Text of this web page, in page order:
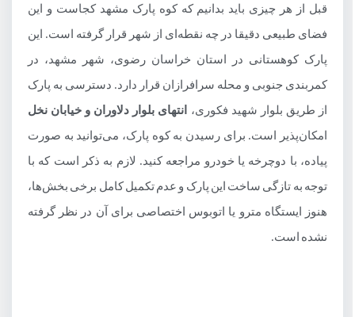
فضای کوه پارک مشهد چگونه است؟
ساعت بازدید از کوه پارک مشهد
بهترین زمان بازدید از کوه پارک
جاهای دیدنی کوه پارک مشهد
آبشارهای مصنوعی
سینمای ماشین کوه پارک مشهد
امکانات کوه پارک شهر مشهد
قبل از هر چیزی باید بدانیم که کوه پارک مشهد کجاست و این
فضای طبیعی دقیقا در چه نقطه‌ای از شهر قرار گرفته است. این
پارک کوهستانی در استان خراسان رضوی، شهر مشهد، در
کمربندی جنوبی و محله سرافرازان قرار دارد. دسترسی به پارک
از طریق بلوار شهید فکوری،
انتهای بلوار دلاوران و خیابان نخل
امکان‌پذیر است. برای رسیدن به کوه پارک، می‌توانید به صورت
پیاده، با دوچرخه یا خودرو مراجعه کنید. لازم به ذکر است که با
توجه به تازگی ساخت این پارک و عدم تکمیل کامل برخی بخش‌ها،
هنوز ایستگاه مترو یا اتوبوس اختصاصی برای آن در نظر گرفته
نشده است.